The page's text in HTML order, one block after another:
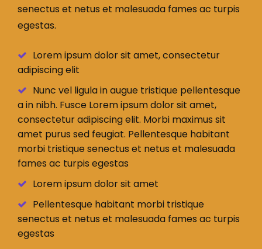
senectus et netus et malesuada fames ac turpis
egestas.
Lorem ipsum dolor sit amet, consectetur
adipiscing elit
Nunc vel ligula in augue tristique pellentesque
a in nibh. Fusce Lorem ipsum dolor sit amet,
consectetur adipiscing elit. Morbi maximus sit
amet purus sed feugiat. Pellentesque habitant
morbi tristique senectus et netus et malesuada
fames ac turpis egestas
Lorem ipsum dolor sit amet
Pellentesque habitant morbi tristique
senectus et netus et malesuada fames ac turpis
egestas